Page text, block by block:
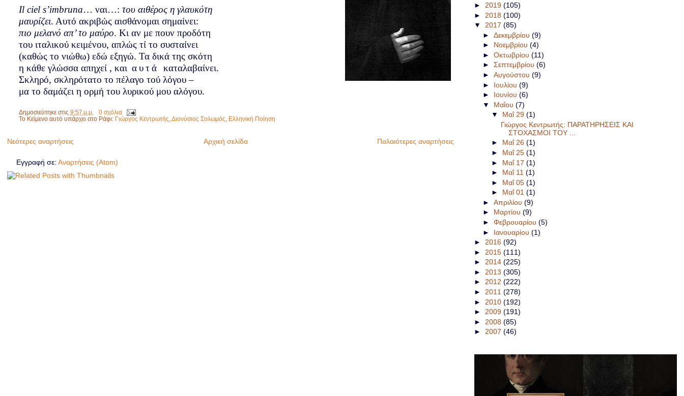
Il ciel s’imbruna… ναι…: του αιθέρος η γλαυκότη
μαυρίζει. Αυτό ακριβώς αισθάνομαι σημαίνει:
πιο μελανό απ’ το μαύρο. Κι αν με πουν προδότη
του ιταλικού κειμένου, απλώς τί το συσταίνει
(καθώς το νιώθω) εδώ εξηγώ. Τα δικά της σκότη
η κάθε γλώσσα απηχεί , και αυτά καταλαβαίνει.
Σκληρό, σκληρότατο το πέλαγο τού λόγου –
μα το δαμάζει η ορμή του λυρικού μου αλόγου.
Δημοσιεύτηκε στις 9:57 μ.μ.
0 σχόλια
Το Κείμενο αυτό υπάρχει στο Ράφι:
Γιώργος Κεντρωτής Διονύσιος Σολωμός Ελληνική Ποίηση
Νεότερες αναρτήσεις Παλαιότερες αναρτήσεις
Αρχική σελίδα
Εγγραφή σε: Αναρτήσεις (Atom)
► 2019 (105)
► 2018 (100)
▼ 2017 (85)
► Δεκεμβρίου (9)
► Νοεμβρίου (4)
► Οκτωβρίου (11)
► Σεπτεμβρίου (6)
► Αυγούστου (9)
► Ιουλίου (9)
► Ιουνίου (6)
▼ Μαΐου (7)
▼ Μαΐ 29(1)
Γιώργος Κεντρωτής: ΠΑΡΑΤΗΡΗΣΕΙΣ ΚΑΙ
ΣΤΟΧΑΣΜΟΙ ΤΟΥ ...
► Μαΐ 26(1)
► Μαΐ 25(1)
► Μαΐ 17(1)
► Μαΐ 11(1)
► Μαΐ 05(1)
► Μαΐ 01(1)
► Απριλίου (9)
► Μαρτίου (9)
► Φεβρουαρίου (5)
► Ιανουαρίου (1)
► 2016 (92)
► 2015 (111)
► 2014 (225)
► 2013 (305)
► 2012 (222)
► 2011 (278)
► 2010 (192)
► 2009 (191)
► 2008 (85)
► 2007 (46)